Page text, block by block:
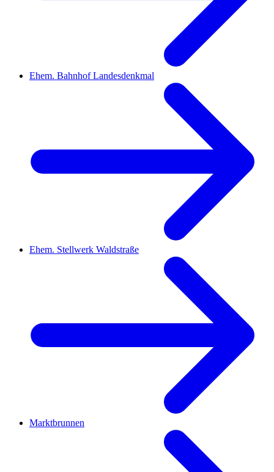
Ehem. Bahnhof Landesdenkmal
Ehem. Stellwerk Waldstraße
Marktbrunnen